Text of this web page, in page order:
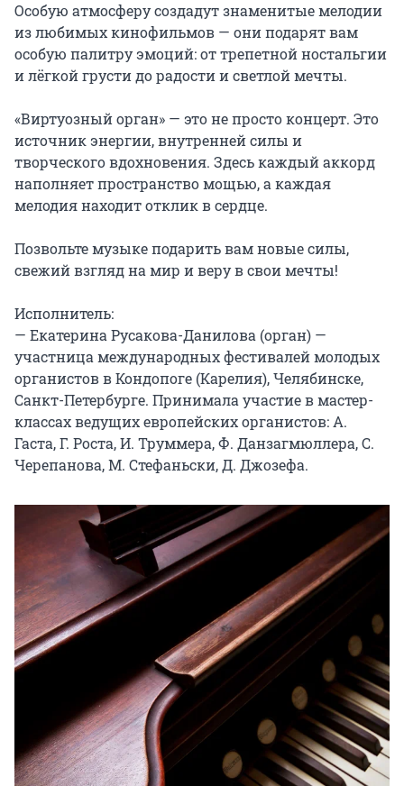
Особую атмосферу создадут знаменитые мелодии
из любимых кинофильмов — они подарят вам
особую палитру эмоций: от трепетной ностальгии
и лёгкой грусти до радости и светлой мечты.
«Виртуозный орган» — это не просто концерт. Это
источник энергии, внутренней силы и
творческого вдохновения. Здесь каждый аккорд
наполняет пространство мощью, а каждая
мелодия находит отклик в сердце.
Позвольте музыке подарить вам новые силы,
свежий взгляд на мир и веру в свои мечты!
Исполнитель:
— Екатерина Русакова-Данилова (орган) —
участница международных фестивалей молодых
органистов в Кондопоге (Карелия), Челябинске,
Санкт-Петербурге. Принимала участие в мастер-
классах ведущих европейских органистов: А.
Гаста, Г. Роста, И. Труммера, Ф. Данзагмюллера, С.
Черепанова, М. Стефаньски, Д. Джозефа.